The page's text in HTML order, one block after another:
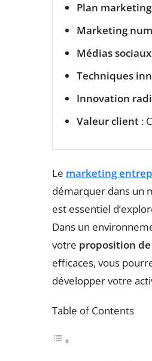
Plan
Marketing
Médias sociaux
Techniques
Innovation
Valeur client :
Le marketing
démarquer dans un
est essentiel
Dans un
votre proposition
efficaces, vous
développer votre
Table of Contents